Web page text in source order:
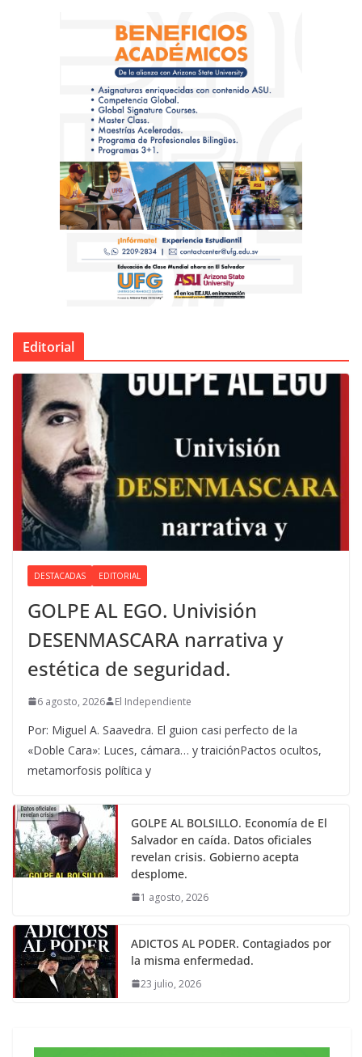
Editorial
DESTACADAS EDITORIAL
GOLPE AL EGO. Univisión
DESENMASCARA narrativa y
estética de seguridad.
6 agosto, 2026 El Independiente
Por: Miguel A. Saavedra. El guion casi perfecto de la
«Doble Cara»: Luces, cámara… y traiciónPactos ocultos,
metamorfosis política y
GOLPE AL BOLSILLO. Economía de El
Salvador en caída. Datos oficiales
revelan crisis. Gobierno acepta
desplome.
1 agosto, 2026
ADICTOS AL PODER. Contagiados por
la misma enfermedad.
23 julio, 2026